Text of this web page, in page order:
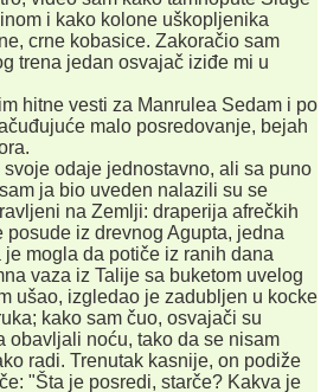
i kako kolone uškopljenika
crne kobasice. Zakoračio sam
trena jedan osvajač iziđe mi u
hitne vesti za Manrulea Sedam i po
malo posredovanje, bejah
odaje jednostavno, ali sa puno
ja bio uveden nalazili su se
na Zemlji: draperija afrečkih
posude iz drevnog Agupta, jedna
mogla da potiče iz ranih dana
vaza iz Talije sa buketom uvelog
ušao, izgledao je zadubljen u kocke
kako sam čuo, osvajači su
obavljali noću, tako da se nisam
radi. Trenutak kasnije, on podiže
"Šta je posredi, starče? Kakva je